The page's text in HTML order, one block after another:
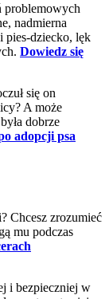
problemowych
nadmierna
pies-dziecko, lęk
Dowiedz się
się on
A może
dobrze
adopcji psa
Chcesz zrozumieć
mu podczas
i bezpieczniej w